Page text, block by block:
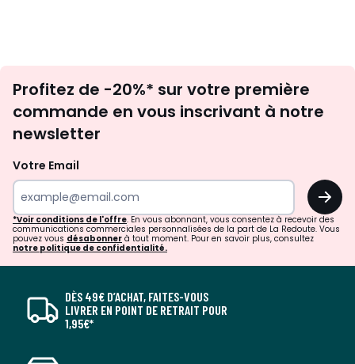
newsletter
Profitez de -20%* sur votre première
commande en vous inscrivant à notre
newsletter
Votre Email
OK
*Voir conditions de l'offre. En vous abonnant, vous consentez à recevoir des
communications commerciales personnalisées de la part de La Redoute. Vous
pouvez vous désabonner à tout moment. Pour en savoir plus, consultez
notre politique de confidentialité.
DÈS 49€ D’ACHAT, FAITES-VOUS
LIVRER EN POINT DE RETRAIT POUR
1,95€*